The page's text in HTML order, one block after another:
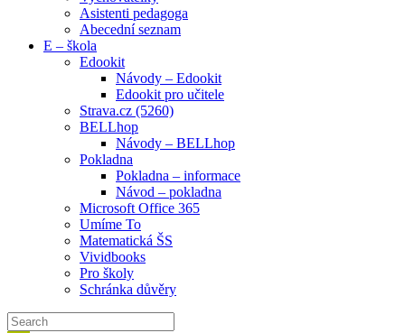
Asistenti pedagoga
Abecední seznam
E – škola
Edookit
Návody – Edookit
Edookit pro učitele
Strava.cz (5260)
BELLhop
Návody – BELLhop
Pokladna
Pokladna – informace
Návod – pokladna
Microsoft Office 365
Umíme To
Matematická ŠS
Vividbooks
Pro školy
Schránka důvěry